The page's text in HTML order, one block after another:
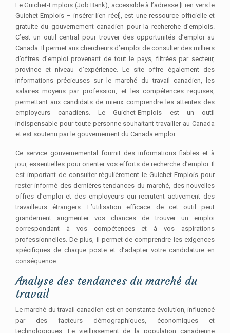
Le Guichet-Emplois (Job Bank), accessible à l’adresse [Lien vers le
Guichet-Emplois – insérer lien réel], est une ressource officielle et
gratuite du gouvernement canadien pour la recherche d’emplois.
C’est un outil central pour trouver des opportunités d’emploi au
Canada. Il permet aux chercheurs d’emploi de consulter des milliers
d’offres d’emploi provenant de tout le pays, filtrées par secteur,
province et niveau d’expérience. Le site offre également des
informations précieuses sur le marché du travail canadien, les
salaires moyens par profession, et les compétences requises,
permettant aux candidats de mieux comprendre les attentes des
employeurs canadiens. Le Guichet-Emplois est un outil
indispensable pour toute personne souhaitant travailler au Canada
et est soutenu par le gouvernement du Canada emploi.
Ce service gouvernemental fournit des informations fiables et à
jour, essentielles pour orienter vos efforts de recherche d’emploi. Il
est important de consulter régulièrement le Guichet-Emplois pour
rester informé des dernières tendances du marché, des nouvelles
offres d’emploi et des employeurs qui recrutent activement des
travailleurs étrangers. L’utilisation efficace de cet outil peut
grandement augmenter vos chances de trouver un emploi
correspondant à vos compétences et à vos aspirations
professionnelles. De plus, il permet de comprendre les exigences
spécifiques de chaque poste et d’adapter votre candidature en
conséquence.
Analyse des tendances du marché du
travail
Le marché du travail canadien est en constante évolution, influencé
par des facteurs démographiques, économiques et
technologiques. Le vieillissement de la population canadienne